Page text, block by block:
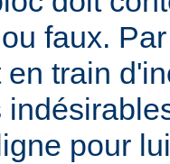
faux.
train
pour